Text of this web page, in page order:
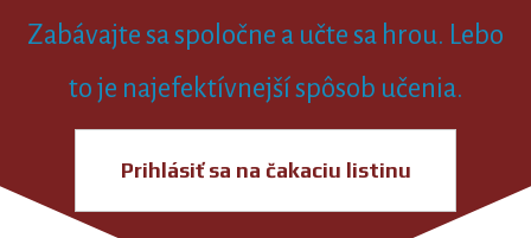
Zabávajte sa spoločne a učte sa hrou. Lebo
to je najefektívnejší spôsob učenia.
Prihlásiť sa na čakaciu listinu